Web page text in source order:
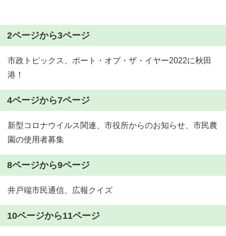
2ページから3ページ
市政トピックス、ポート・オブ・ザ・イヤー2022に秋田
港！
4ページから7ページ
新型コロナウイルス関連、市役所からのお知らせ、市民農
園の使用者募集
8ページから9ページ
井戸端市民通信、広報クイズ
10ページから11ページ